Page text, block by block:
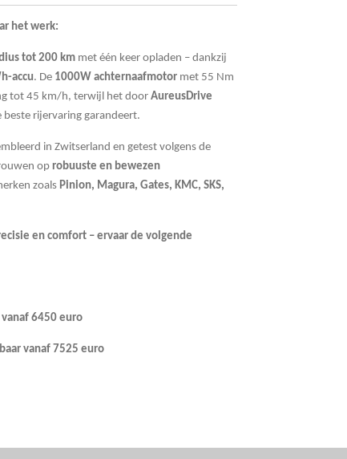
het werk:
tot 200 km met één keer opladen – dankzij
accu. De 1000W achternaafmotor met 55 Nm
tot 45 km/h, terwijl het door AureusDrive
beste rijervaring garandeert.
in Zwitserland en getest volgens de
op robuuste en bewezen
zoals Pinion, Magura, Gates, KMC, SKS,
en comfort – ervaar de volgende
vanaf 6450 euro
vanaf 7525 euro